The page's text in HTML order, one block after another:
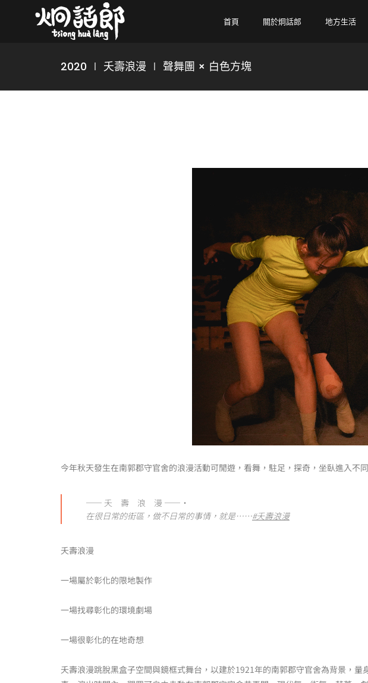
首頁 關於炯話郎 地方生活
2020 ∣ 夭壽浪漫 ∣ 聲舞團 × 白色方塊
今年秋天發生在南郭郡守官舍的浪漫活動可閒遊，看舞，駐足，探奇，坐臥進入不
—— 夭 壽 浪 漫 ——‧
在很日常的街區，做不日常的事情，就是⋯⋯#夭壽浪漫
夭壽浪漫
一場屬於彰化的限地製作
一場找尋彰化的環境劇場
一場很彰化的在地奇想
夭壽浪漫跳脫黑盒子空間與鏡框式舞台，以建於1921年的南郭郡守官舍為背景，